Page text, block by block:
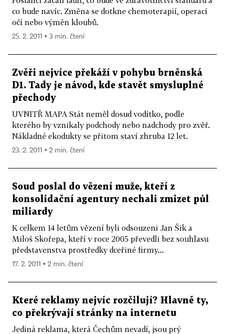
co bude navíc. Změna se dotkne chemoterapií, operací
očí nebo výměn kloubů.
25. 2. 2011 ▪ 3 min. čtení
Zvěři nejvíce překáží v pohybu brněnská
D1. Tady je návod, kde stavět smysluplné
přechody
UVNITŘ MAPA Stát neměl dosud vodítko, podle
kterého by vznikaly podchody nebo nadchody pro zvěř.
Nákladné ekodukty se přitom staví zhruba 12 let.
23. 2. 2011 ▪ 2 min. čtení
Soud poslal do vězení muže, kteří z
konsolidační agentury nechali zmizet půl
miliardy
K celkem 14 letům vězení byli odsouzeni Jan Šik a
Miloš Skořepa, kteří v roce 2005 převedli bez souhlasu
představenstva prostředky dceřiné firmy...
17. 2. 2011 ▪ 2 min. čtení
Které reklamy nejvíc rozčilují? Hlavně ty,
co překrývají stránky na internetu
Jediná reklama, která Čechům nevadí, jsou prý